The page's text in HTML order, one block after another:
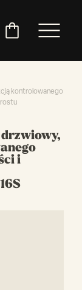
asortyment
kontrolowanego
drzwiowy,
i